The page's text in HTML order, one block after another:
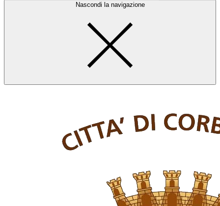
Nascondi la navigazione